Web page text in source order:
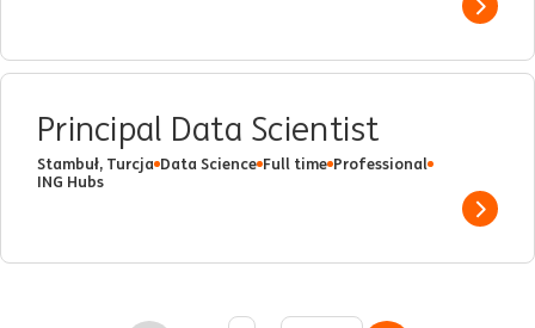
Show
Principal Data Scientist
Stambuł, Turcja Data Science Full time Professional
ING Hubs
Show